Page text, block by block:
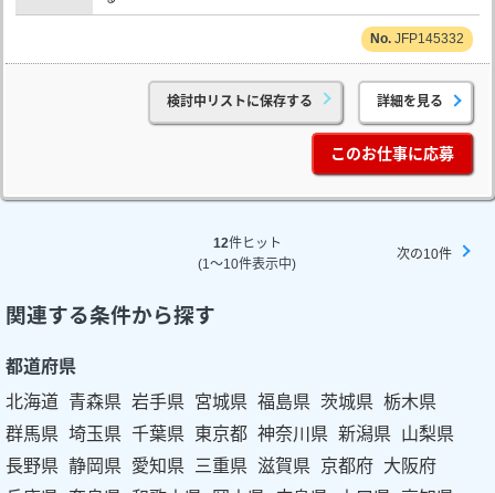
JFP145332
検討中リストに保存する 詳細を見る
このお仕事に応募
12件ヒット
(1～10件表示中)
次の10件
関連する条件から探す
都道府県
北海道 青森県 岩手県 宮城県 福島県 茨城県 栃木県
群馬県 埼玉県 千葉県 東京都 神奈川県 新潟県 山梨県
長野県 静岡県 愛知県 三重県 滋賀県 京都府 大阪府